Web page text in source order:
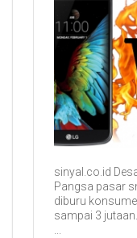
sinyal.co.id
Pangsa pasar
diburu
sampai 3
...